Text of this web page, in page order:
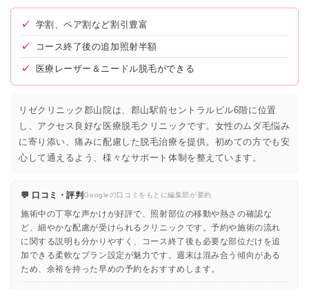
✓ 学割、ペア割など割引豊富
✓ コース終了後の追加照射半額
✓ 医療レーザー＆ニードル脱毛ができる
リゼクリニック郡山院は、郡山駅前セントラルビル6階に位置
し、アクセス良好な医療脱毛クリニックです。女性のムダ毛悩み
に寄り添い、痛みに配慮した脱毛治療を提供。初めての方でも安
心して通えるよう、様々なサポート体制を整えています。
💬 口コミ・評判Googleの口コミをもとに編集部が要約
施術中の丁寧な声かけが好評で、照射部位の移動や熱さの確認な
ど、細やかな配慮が受けられるクリニックです。予約や施術の流れ
に関する説明も分かりやすく、コース終了後も必要な部位だけを追
加できる柔軟なプラン設定が魅力です。週末は混み合う傾向がある
ため、余裕を持った早めの予約をおすすめします。